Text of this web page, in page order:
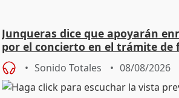
Junqueras dice que apoyarán
por el concierto en el trámite de
Sonido Totales 08/08/2026